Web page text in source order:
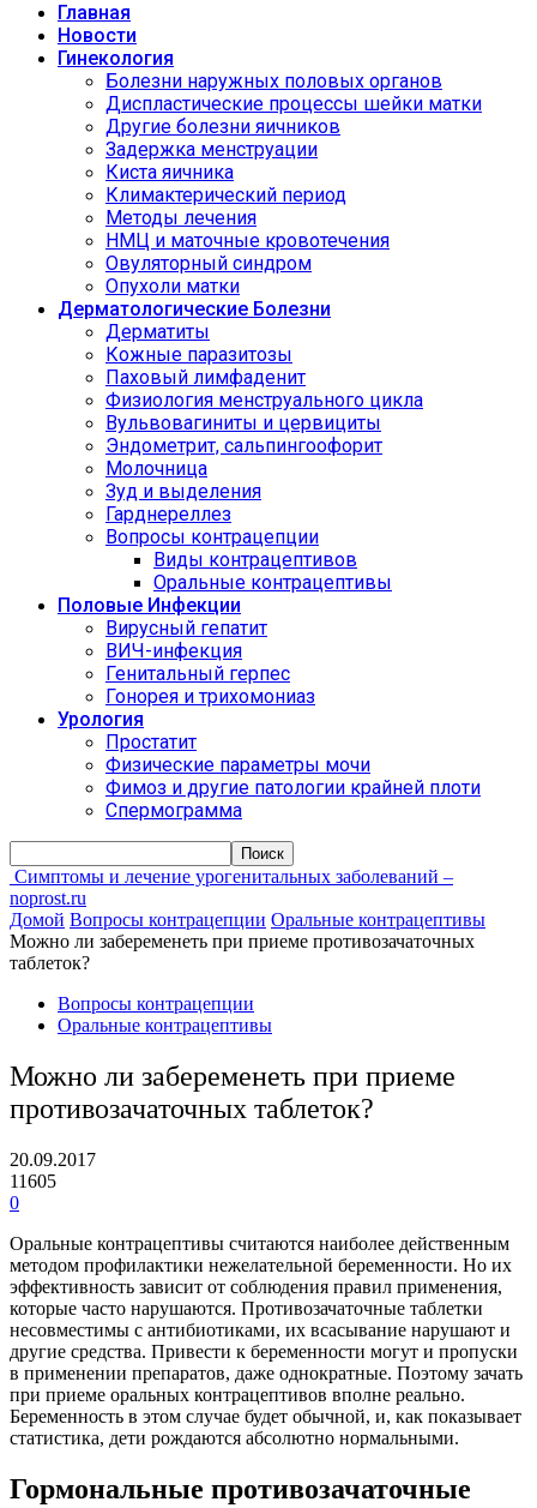
Главная
Новости
Гинекология
Болезни наружных половых органов
Диспластические процессы шейки матки
Другие болезни яичников
Задержка менструации
Киста яичника
Климактерический период
Методы лечения
НМЦ и маточные кровотечения
Овуляторный синдром
Опухоли матки
Дерматологические Болезни
Дерматиты
Кожные паразитозы
Паховый лимфаденит
Физиология менструального цикла
Вульвовагиниты и цервициты
Эндометрит, сальпингоофорит
Молочница
Зуд и выделения
Гарднереллез
Вопросы контрацепции
Виды контрацептивов
Оральные контрацептивы
Половые Инфекции
Вирусный гепатит
ВИЧ-инфекция
Генитальный герпес
Гонорея и трихомониаз
Урология
Простатит
Физические параметры мочи
Фимоз и другие патологии крайней плоти
Спермограмма
Симптомы и лечение урогенитальных заболеваний –
noprost.ru
Домой Вопросы контрацепции Оральные контрацептивы
Можно ли забеременеть при приеме противозачаточных
таблеток?
Вопросы контрацепции
Оральные контрацептивы
Можно ли забеременеть при приеме
противозачаточных таблеток?
20.09.2017
11605
0
Оральные контрацептивы считаются наиболее действенным
методом профилактики нежелательной беременности. Но их
эффективность зависит от соблюдения правил применения,
которые часто нарушаются. Противозачаточные таблетки
несовместимы с антибиотиками, их всасывание нарушают и
другие средства. Привести к беременности могут и пропуски
в применении препаратов, даже однократные. Поэтому зачать
при приеме оральных контрацептивов вполне реально.
Беременность в этом случае будет обычной, и, как показывает
статистика, дети рождаются абсолютно нормальными.
Гормональные противозачаточные